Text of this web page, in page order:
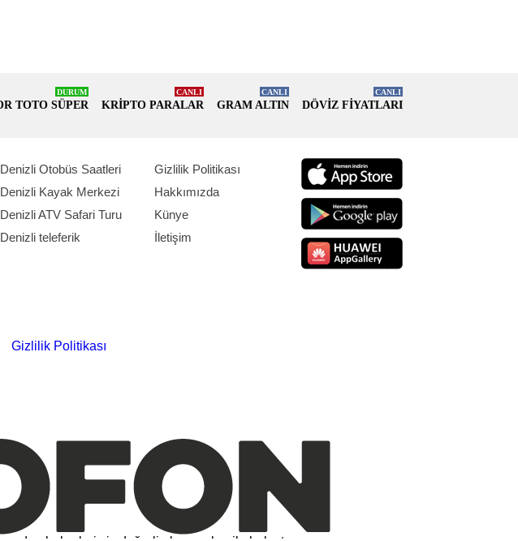
TOTO SÜPER
DURUM
KRİPTO PARALAR
CANLI
GRAM ALTIN
CANLI
DÖVİZ FİYATLARI
CANLI
Denizli Otobüs Saatleri
Denizli Kayak Merkezi
Denizli ATV Safari Turu
Denizli teleferik
Gizlilik Politikası
Hakkımızda
Künye
İletişim
Gizlilik Politikası